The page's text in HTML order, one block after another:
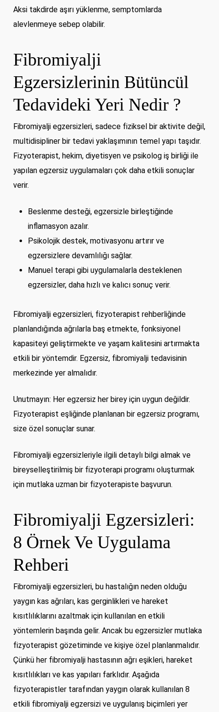
Aksi takdirde aşırı yüklenme, semptomlarda
alevlenmeye sebep olabilir.
Fibromiyalji
Egzersizlerinin Bütüncül
Tedavideki Yeri Nedir ?
Fibromiyalji egzersizleri, sadece fiziksel bir aktivite değil,
multidisipliner bir tedavi yaklaşımının temel yapı taşıdır.
Fizyoterapist, hekim, diyetisyen ve psikolog iş birliği ile
yapılan egzersiz uygulamaları çok daha etkili sonuçlar
verir.
Beslenme desteği, egzersizle birleştiğinde
inflamasyon azalır.
Psikolojik destek, motivasyonu artırır ve
egzersizlere devamlılığı sağlar.
Manuel terapi gibi uygulamalarla desteklenen
egzersizler, daha hızlı ve kalıcı sonuç verir.
Fibromiyalji egzersizleri, fizyoterapist rehberliğinde
planlandığında ağrılarla baş etmekte, fonksiyonel
kapasiteyi geliştirmekte ve yaşam kalitesini artırmakta
etkili bir yöntemdir. Egzersiz, fibromiyalji tedavisinin
merkezinde yer almalıdır.
Unutmayın: Her egzersiz her birey için uygun değildir.
Fizyoterapist eşliğinde planlanan bir egzersiz programı,
size özel sonuçlar sunar.
Fibromiyalji egzersizleriyle ilgili detaylı bilgi almak ve
bireyselleştirilmiş bir fizyoterapi programı oluşturmak
için mutlaka uzman bir fizyoterapiste başvurun.
Fibromiyalji Egzersizleri:
8 Örnek Ve Uygulama
Rehberi
Fibromiyalji egzersizleri, bu hastalığın neden olduğu
yaygın kas ağrıları, kas gerginlikleri ve hareket
kısıtlılıklarını azaltmak için kullanılan en etkili
yöntemlerin başında gelir. Ancak bu egzersizler mutlaka
fizyoterapist gözetiminde ve kişiye özel planlanmalıdır.
Çünkü her fibromiyalji hastasının ağrı eşikleri, hareket
kısıtlılıkları ve kas yapıları farklıdır. Aşağıda
fizyoterapistler tarafından yaygın olarak kullanılan 8
etkili fibromiyalji egzersizi ve uygulanış biçimleri yer